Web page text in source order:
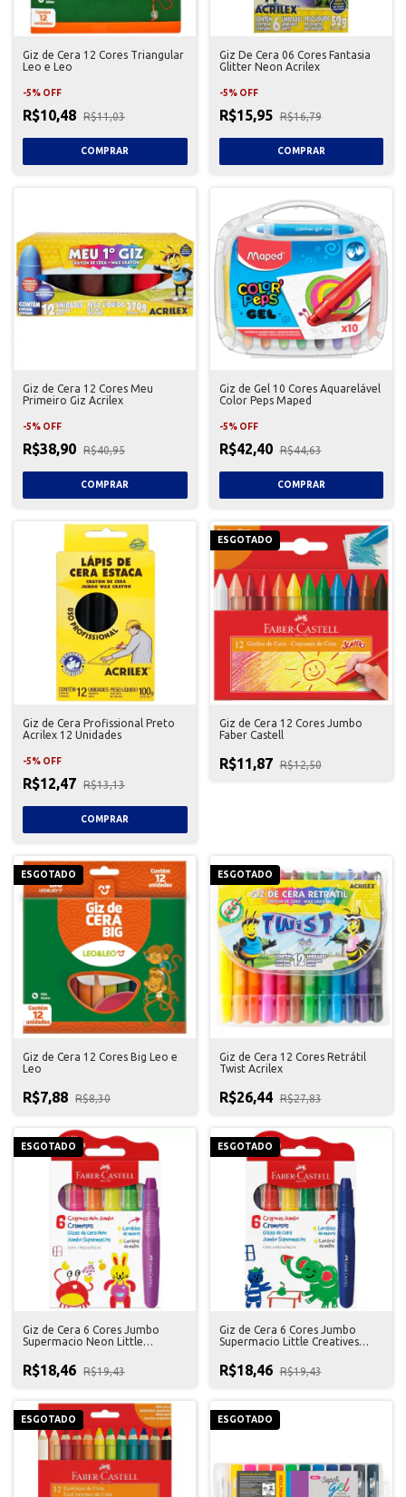
Giz de Cera 12 Cores Triangular
Leo e Leo
-5% OFF
R$10,48 R$11,03
Giz De Cera 06 Cores Fantasia
Glitter Neon Acrilex
-5% OFF
R$15,95 R$16,79
Giz de Cera 12 Cores Meu
Primeiro Giz Acrilex
-5% OFF
R$38,90 R$40,95
Giz de Gel 10 Cores Aquarelável
Color Peps Maped
-5% OFF
R$42,40 R$44,63
Giz de Cera Profissional Preto
Acrilex 12 Unidades
-5% OFF
R$12,47 R$13,13
ESGOTADO
Giz de Cera 12 Cores Jumbo
Faber Castell
R$11,87 R$12,50
ESGOTADO
Giz de Cera 12 Cores Big Leo e
Leo
R$7,88 R$8,30
ESGOTADO
Giz de Cera 12 Cores Retrátil
Twist Acrilex
R$26,44 R$27,83
ESGOTADO
Giz de Cera 6 Cores Jumbo
Supermacio Neon Little
R$18,46 R$19,43
ESGOTADO
Giz de Cera 6 Cores Jumbo
Supermacio Little Creatives
R$18,46 R$19,43
ESGOTADO ESGOTADO